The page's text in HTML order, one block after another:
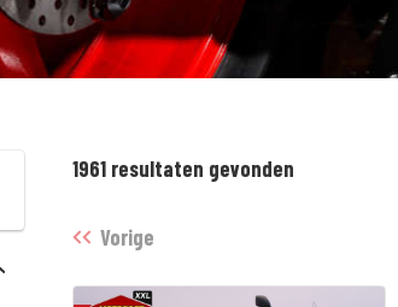
1961 resultaten gevonden
Vorige